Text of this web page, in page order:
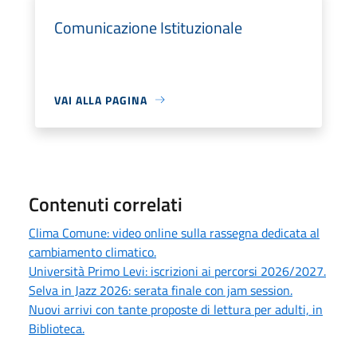
Comunicazione Istituzionale
VAI ALLA PAGINA
Contenuti correlati
Clima Comune: video online sulla rassegna dedicata al
cambiamento climatico.
Università Primo Levi: iscrizioni ai percorsi 2026/2027.
Selva in Jazz 2026: serata finale con jam session.
Nuovi arrivi con tante proposte di lettura per adulti, in
Biblioteca.